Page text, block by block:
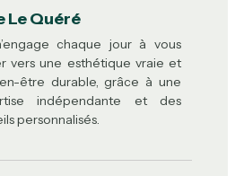
Le Quéré
chaque jour à vous
vers une esthétique vraie et
être durable, grâce à une
indépendante et des
personnalisés.